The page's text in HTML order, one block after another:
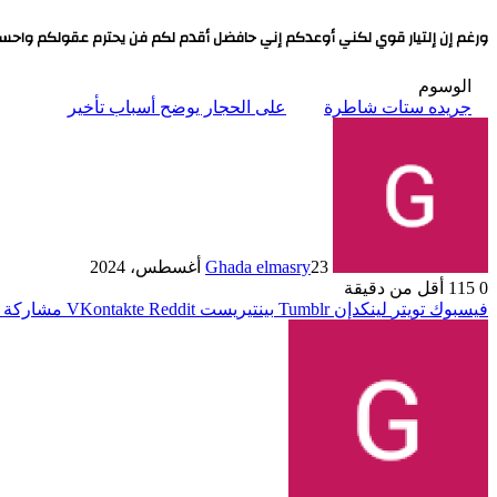
ورغم إن إلتيار قوي لكني أوعدكم إني حافضل أقدم لكم فن يحترم عقولكم
الوسوم
جريده ستات شاطرة
على الحجار يوضح أسباب تأخير
Ghada elmasry23 أغسطس، 2024
0
أقل من دقيقة
فيسبوك تويتر لينكدإن بينتيريست مشاركة